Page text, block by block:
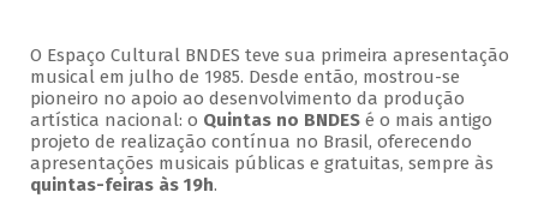
O Espaço Cultural BNDES teve sua primeira apresentação
musical em julho de 1985. Desde então, mostrou-se
pioneiro no apoio ao desenvolvimento da produção
artística nacional: o Quintas no BNDESé o mais antigo
projeto de realização contínua no Brasil, oferecendo
apresentações musicais públicas e gratuitas, sempre às
quintas-feiras às 19h.